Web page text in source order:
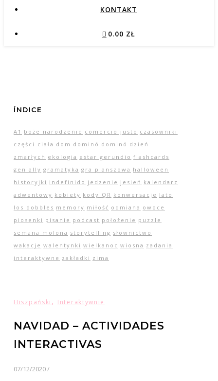
KONTAKT
0.00 ZŁ
ÍNDICE
A1 boże narodzenie comercio justo czasowniki
części ciała dom dominó dominó dzień
zmarłych ekologia estar gerundio flashcards
genially gramatyka gra planszowa halloween
historyjki indefinido jedzenie jesień kalendarz
adwentowy kobiety kody QR konwersacje lato
los dobbles memory miłość odmiana owoce
piosenki pisanie podcast położenie puzzle
semana molona storytelling słownictwo
wakacje walentynki wielkanoc wiosna zadania
interaktywne zakładki zima
Hiszpański , Interaktywnie
NAVIDAD – ACTIVIDADES
INTERACTIVAS
07/12/2020/